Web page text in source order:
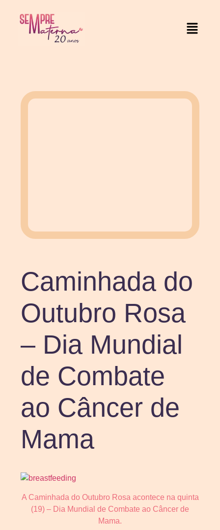
Caminhada do
Outubro Rosa
– Dia Mundial
de Combate
ao Câncer de
Mama
A Caminhada do Outubro Rosa acontece na quinta
(19) – Dia Mundial de Combate ao Câncer de
Mama.